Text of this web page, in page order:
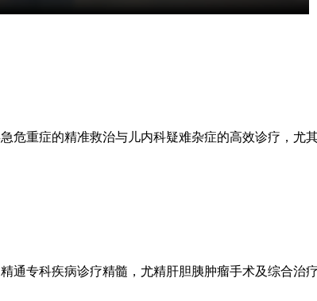
重症的精准救治与儿内科疑难杂症的高效诊疗，尤
专科疾病诊疗精髓，尤精肝胆胰肿瘤手术及综合治